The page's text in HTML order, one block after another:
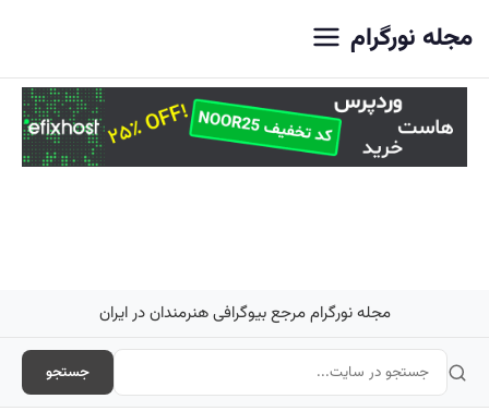
مجله نورگرام
مجله نورگرام مرجع بیوگرافی هنرمندان در ایران
جستجو